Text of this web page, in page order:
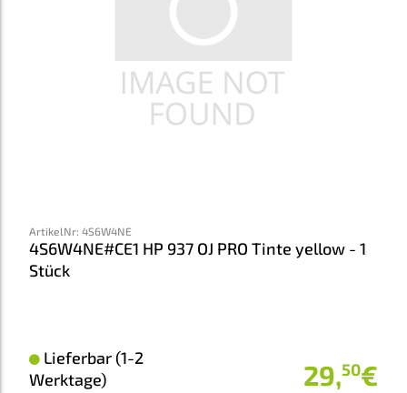
4S6W4NE#CE1 HP 937 OJ PRO Tinte yellow - 1
Stück
Lieferbar (1-2
Werktage)
29,50€
ArtikelNr: 4S6W4NE